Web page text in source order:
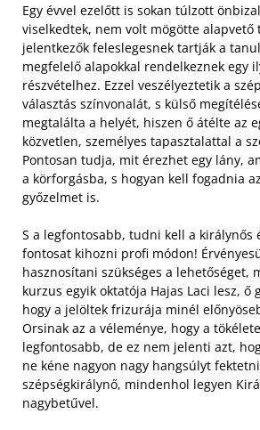
Egy évvel ezelőtt is sokan túlzott
viselkedtek, nem volt mögötte alapvető
jelentkezők feleslegesnek tartják a
megfelelő alapokkal rendelkeznek egy
részvételhez. Ezzel veszélyeztetik a
választás színvonalát, s külső
megtalálta a helyét, hiszen ő átélte az
közvetlen, személyes tapasztalattal a
Pontosan tudja, mit érezhet egy lány,
a körforgásba, s hogyan kell fogadnia
győzelmet is.
S a legfontosabb, tudni kell a királynős
fontosat kihozni profi módon!
hasznosítani szükséges a lehetőséget,
kurzus egyik oktatója Hajas Laci lesz, ő
hogy a jelöltek frizurája minél
Orsinak az a véleménye, hogy a
legfontosabb, de ez nem jelenti azt,
ne kéne nagyon nagy hangsúlyt
szépségkirálynő, mindenhol legyen
nagybetűvel.